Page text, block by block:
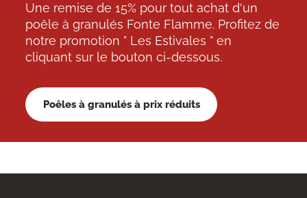
Une remise de 15% pour tout achat d'un
poêle à granulés Fonte Flamme. Profitez de
notre promotion " Les Estivales " en
cliquant sur le bouton ci-dessous.
Poêles à granulés à prix réduits